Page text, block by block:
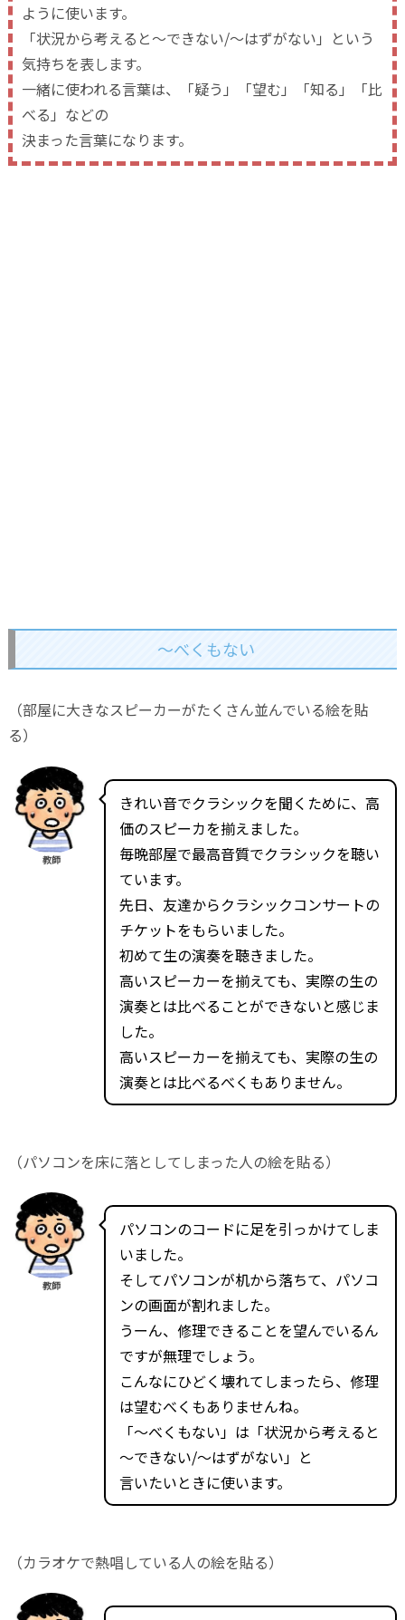
ように使います。
「状況から考えると～できない/～はずがない」という
気持ちを表します。
一緒に使われる言葉は、「疑う」「望む」「知る」「比
べる」などの
決まった言葉になります。
～べくもない
（部屋に大きなスピーカーがたくさん並んでいる絵を貼
る）
教師
きれい音でクラシックを聞くために、高
価のスピーカを揃えました。
毎晩部屋で最高音質でクラシックを聴い
ています。
先日、友達からクラシックコンサートの
チケットをもらいました。
初めて生の演奏を聴きました。
高いスピーカーを揃えても、実際の生の
演奏とは比べることができないと感じま
した。
高いスピーカーを揃えても、実際の生の
演奏とは比べるべくもありません。
（パソコンを床に落としてしまった人の絵を貼る）
教師
パソコンのコードに足を引っかけてしま
いました。
そしてパソコンが机から落ちて、パソコ
ンの画面が割れました。
うーん、修理できることを望んでいるん
ですが無理でしょう。
こんなにひどく壊れてしまったら、修理
は望むべくもありませんね。
「～べくもない」は「状況から考えると
～できない/～はずがない」と
言いたいときに使います。
（カラオケで熱唱している人の絵を貼る）